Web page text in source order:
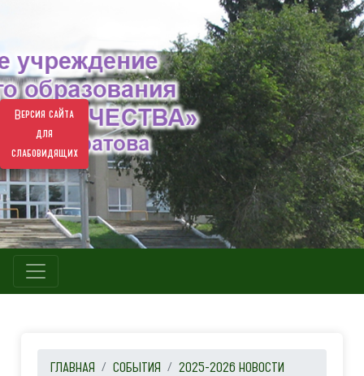
Версия сайта
для
слабовидящих
ГЛАВНАЯ СОБЫТИЯ 2025-2026 НОВОСТИ